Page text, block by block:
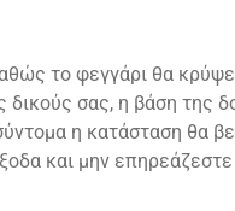
το φεγγάρι θα
δικούς σας, η βάση
η κατάσταση θα
και μην